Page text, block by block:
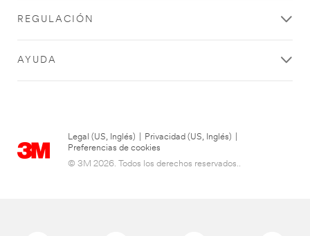
REGULACIÓN
AYUDA
Legal (US, Inglés) Privacidad (US, Inglés)
Preferencias de cookies
© 3M 2026. Todos los derechos reservados..